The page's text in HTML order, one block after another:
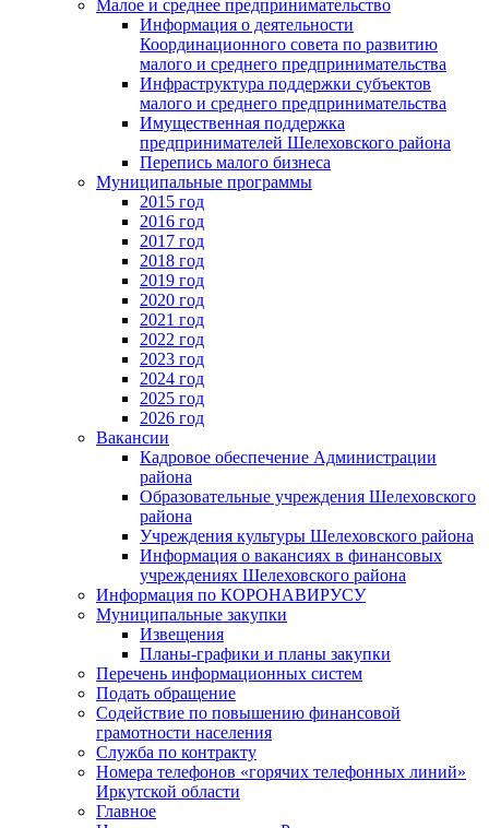
Малое и среднее предпринимательство
Информация о деятельности
Координационного совета по развитию
малого и среднего предпринимательства
Инфраструктура поддержки субъектов
малого и среднего предпринимательства
Имущественная поддержка
предпринимателей Шелеховского района
Перепись малого бизнеса
Муниципальные программы
2015 год
2016 год
2017 год
2018 год
2019 год
2020 год
2021 год
2022 год
2023 год
2024 год
2025 год
2026 год
Вакансии
Кадровое обеспечение Администрации
района
Образовательные учреждения Шелеховского
района
Учреждения культуры Шелеховского района
Информация о вакансиях в финансовых
учреждениях Шелеховского района
Информация по КОРОНАВИРУСУ
Муниципальные закупки
Извещения
Планы-графики и планы закупки
Перечень информационных систем
Подать обращение
Содействие по повышению финансовой
грамотности населения
Служба по контракту
Номера телефонов «горячих телефонных линий»
Иркутской области
Главное